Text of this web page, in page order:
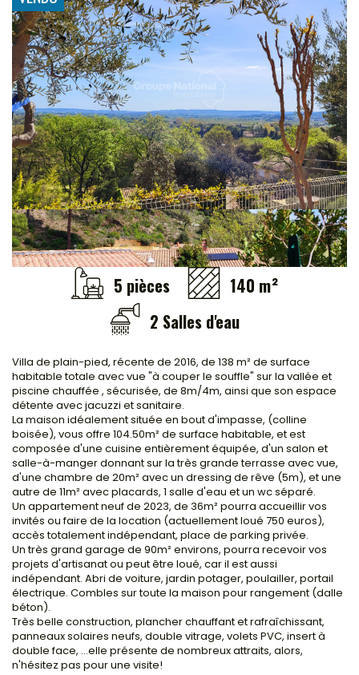
à bâtir
Programmes neufs
Les Lots
Locaux commerciaux
Immeubles
L'AGENCE
AVIS CLIENTS
5 pièces
140 m²
2 Salles d'eau
Villa de plain-pied, récente de 2016, de 138 m² de surface
habitable totale avec vue "à couper le souffle" sur la vallée et
piscine chauffée , sécurisée, de 8m/4m, ainsi que son espace
détente avec jacuzzi et sanitaire.
La maison idéalement située en bout d'impasse, (colline
boisée), vous offre 104.50m² de surface habitable, et est
composée d'une cuisine entièrement équipée, d'un salon et
salle-à-manger donnant sur la très grande terrasse avec vue,
d'une chambre de 20m² avec un dressing de rêve (5m), et une
autre de 11m² avec placards, 1 salle d'eau et un wc séparé.
Un appartement neuf de 2023, de 36m² pourra accueillir vos
invités ou faire de la location (actuellement loué 750 euros),
accès totalement indépendant, place de parking privée.
Un très grand garage de 90m² environs, pourra recevoir vos
projets d'artisanat ou peut être loué, car il est aussi
indépendant. Abri de voiture, jardin potager, poulailler, portail
électrique. Combles sur toute la maison pour rangement (dalle
béton).
Très belle construction, plancher chauffant et rafraîchissant,
panneaux solaires neufs, double vitrage, volets PVC, insert à
double face, ...elle présente de nombreux attraits, alors,
n'hésitez pas pour une visite!